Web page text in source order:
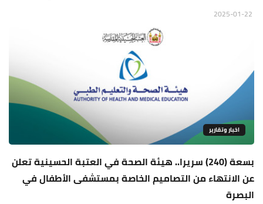
اخبار وتقارير
بسعة (240) سريرا.. هيئة الصحة في العتبة الحسينية تعلن
عن الانتهاء من التصاميم الخاصة بمستشفى الأطفال في
البصرة